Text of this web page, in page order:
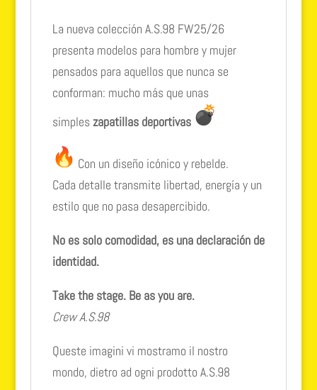
La nueva colección A.S.98 FW25/26
presenta modelos para hombre y mujer
pensados para aquellos que nunca se
conforman: mucho más que unas
simples zapatillas deportivas
Con un diseño icónico y rebelde.
Cada detalle transmite libertad, energía y un
estilo que no pasa desapercibido.
No es solo comodidad, es una declaración de
identidad.
Take the stage. Be as you are.
Crew A.S.98
Queste imagini vi mostramo il nostro
mondo, dietro ad ogni prodotto A.S.98